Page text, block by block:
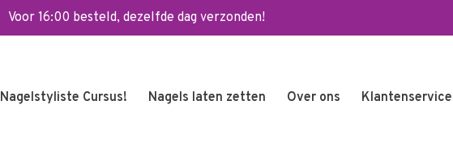
Voor 16:00 besteld, dezelfde dag verzonden!
Nagelstyliste Cursus! Nagels laten zetten Over ons Klantenservice